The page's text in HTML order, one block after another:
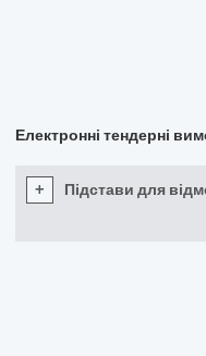
Електронні тендерні
+ Підстави для